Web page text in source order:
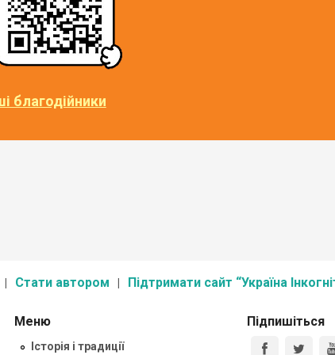
благодійники
Стати автором Підтримати сайт “Україна
Меню
Історія і традиції
Підпишіться